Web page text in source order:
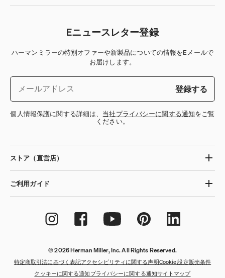
Eニュースレター登録
ハーマンミラーの特別オファーや新製品についての情報をEメールで
お届けします。
登録する
個人情報保護に関する詳細は、 当社プライバシーに関する通知をご覧
ください。
ストア（直営店）
ご利用ガイド
© 2026 Herman Miller, Inc. All Rights Reserved.
特定商取引法に基づく表記アクセシビリティに関する声明
販売条件
クッキーに関する通知 プライバシーに関する通知サイトマップ
Cookie 設定